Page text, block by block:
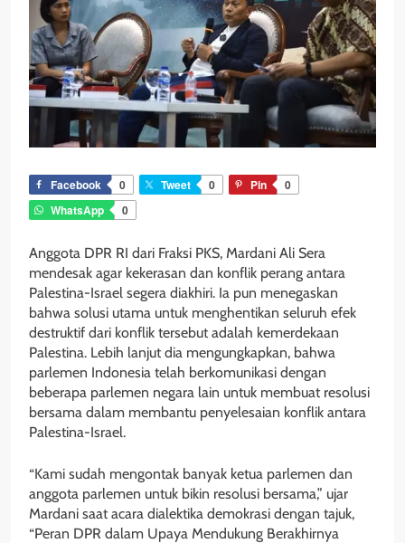
Facebook 0 Tweet 0 Pin
0
WhatsApp
0
Anggota DPR RI dari Fraksi PKS, Mardani Ali Sera
mendesak agar kekerasan dan konflik perang antara
Palestina-Israel segera diakhiri. Ia pun menegaskan
bahwa solusi utama untuk menghentikan seluruh efek
destruktif dari konflik tersebut adalah kemerdekaan
Palestina. Lebih lanjut dia mengungkapkan, bahwa
parlemen Indonesia telah berkomunikasi dengan
beberapa parlemen negara lain untuk membuat resolusi
bersama dalam membantu penyelesaian konflik antara
Palestina-Israel.
“Kami sudah mengontak banyak ketua parlemen dan
anggota parlemen untuk bikin resolusi bersama,” ujar
Mardani saat acara dialektika demokrasi dengan tajuk,
“Peran DPR dalam Upaya Mendukung Berakhirnya